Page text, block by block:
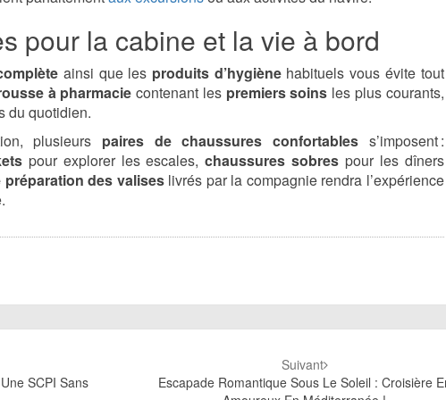
pour la cabine et la vie à bord
ainsi que les produits d’hygiènehabituels vous évite tout
à pharmacie contenant les premiers soins les plus courants,
du quotidien.
plusieurs paires de chaussures confortabless’imposent :
pour explorer les escales,chaussures sobres pour les dîners
des valiseslivrés par la compagnie rendra l’expérience
SCPI Sans
Suivant
Escapade Romantique Sous Le Soleil : Croisière